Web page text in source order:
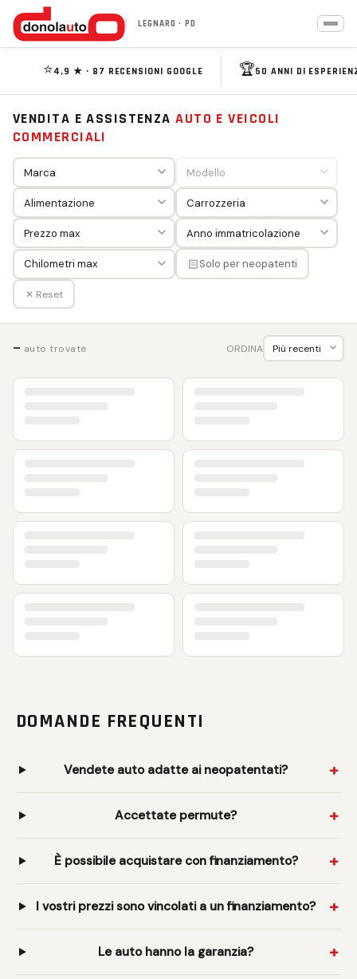
LEGNARO · PD
⭐4,9 ★ · 87 RECENSIONI GOOGLE 🏆50 ANNI DI
VENDITA E ASSISTENZAAUTO E VEICOLI
COMMERCIALI
🏻Solo per neopatenti
✕ Reset
— auto trovate ORDINA
DOMANDE FREQUENTI
Vendete auto adatte ai neopatentati?
Accettate permute?
È possibile acquistare con finanziamento?
I vostri prezzi sono vincolati a un finanziamento?
Le auto hanno la garanzia?